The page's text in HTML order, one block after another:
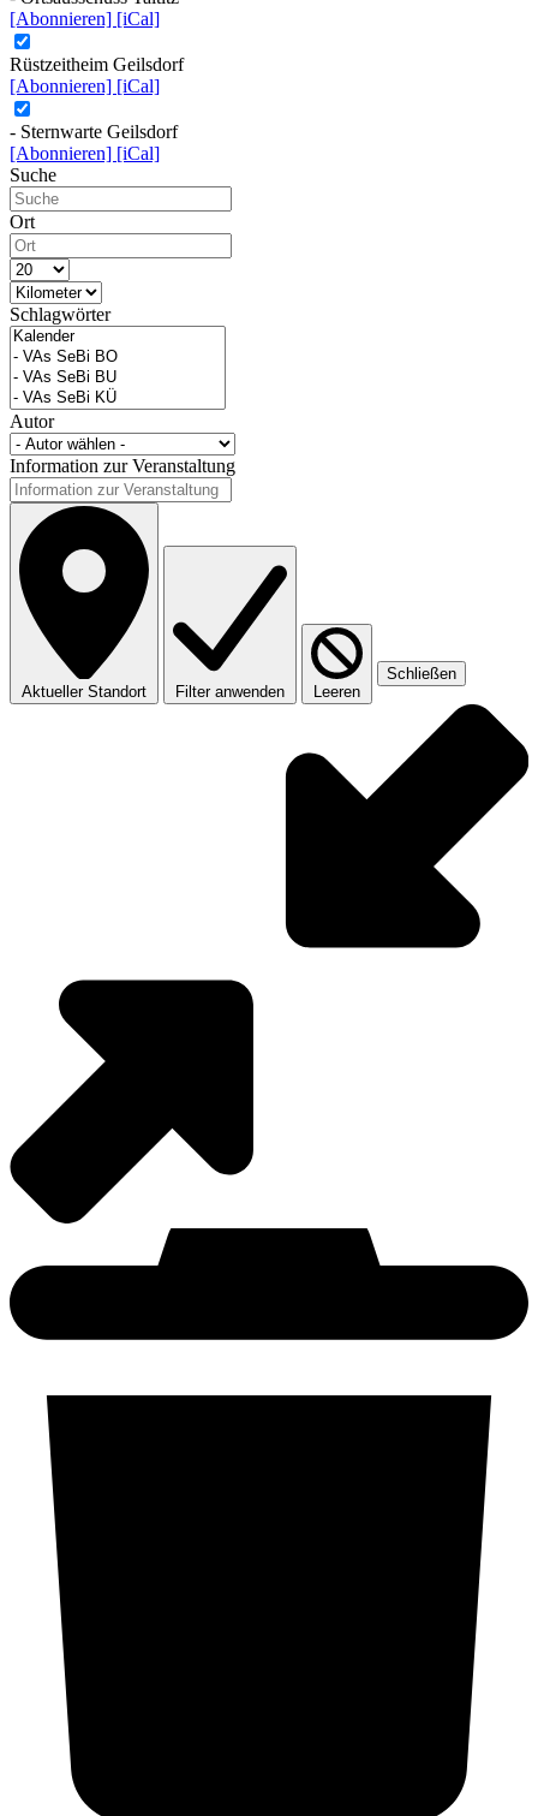
[Abonnieren] [iCal]
Rüstzeitheim Geilsdorf
[Abonnieren] [iCal]
- Sternwarte Geilsdorf
[Abonnieren] [iCal]
Suche
Ort
Schlagwörter
Autor
Information zur Veranstaltung
Aktueller Standort Filter anwenden Leeren
Schließen